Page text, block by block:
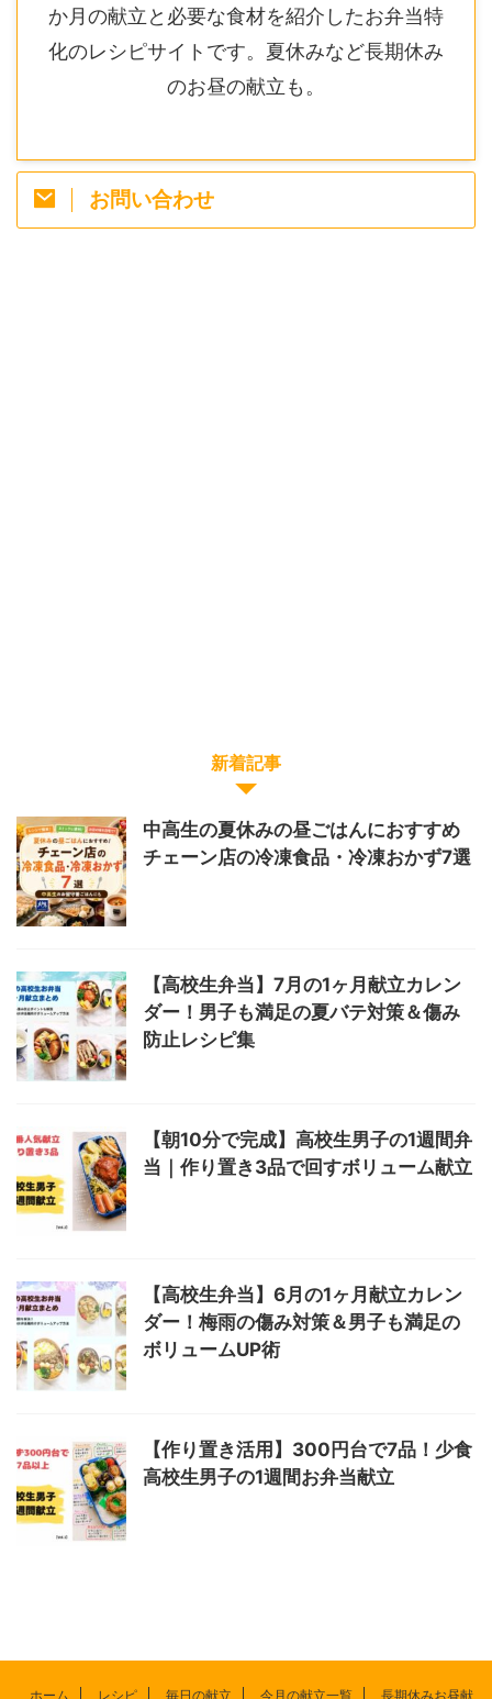
か月の献立と必要な食材を紹介したお弁当特
化のレシピサイトです。夏休みなど長期休み
のお昼の献立も。
お問い合わせ
新着記事
中高生の夏休みの昼ごはんにおすすめ
チェーン店の冷凍食品・冷凍おかず7選
【高校生弁当】7月の1ヶ月献立カレン
ダー！男子も満足の夏バテ対策＆傷み
防止レシピ集
【朝10分で完成】高校生男子の1週間弁
当｜作り置き3品で回すボリューム献立
【高校生弁当】6月の1ヶ月献立カレン
ダー！梅雨の傷み対策＆男子も満足の
ボリュームUP術
【作り置き活用】300円台で7品！少食
高校生男子の1週間お弁当献立
ホーム レシピ 毎日の献立 今月の献立一覧 長期休みお昼献